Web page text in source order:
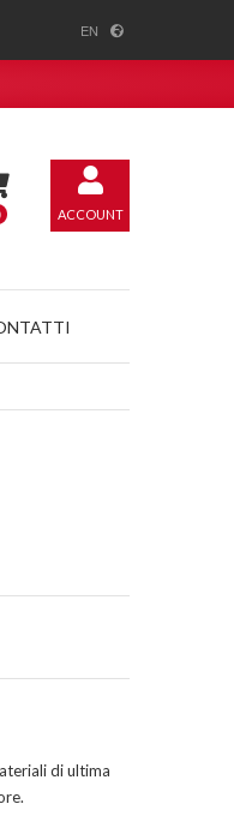
EN
ACCOUNT
di ultima